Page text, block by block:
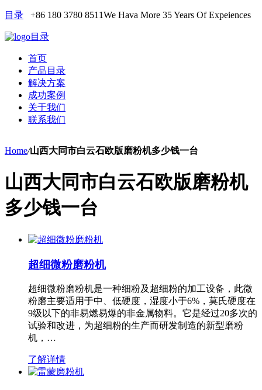
目录 +86 180 3780 8511We Hava More 35 Years Of Expeiences
目录
首页
产品目录
解决方案
成功案例
关于我们
联系我们
Home/山西大同市白云石欧版磨粉机多少钱一台
山西大同市白云石欧版磨粉机
多少钱一台
超细微粉磨粉机
超细微粉磨粉机是一种细粉及超细粉的加工设备，此微
粉磨主要适用于中、低硬度，湿度小于6%，莫氏硬度在
9级以下的非易燃易爆的非金属物料。它是经过20多次的
试验和改进，为超细粉的生产而研发制造的新型磨粉
机，…
了解详情